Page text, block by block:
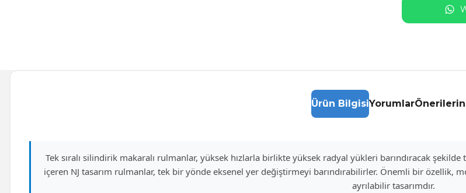
Ürün BilgisiYorumlar
Tek sıralı silindirik makaralı rulmanlar, yüksek hızlarla birlikte yüksek radyal yükleri barındıracak
içeren NJ tasarım rulmanlar, tek bir yönde eksenel yer değiştirmeyi barındırabilirler. Önemli bir özellik,
ayrılabilir tasarımdır.